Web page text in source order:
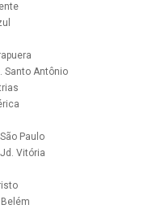
Santo Antônio
Paulo
Jd. Vitória